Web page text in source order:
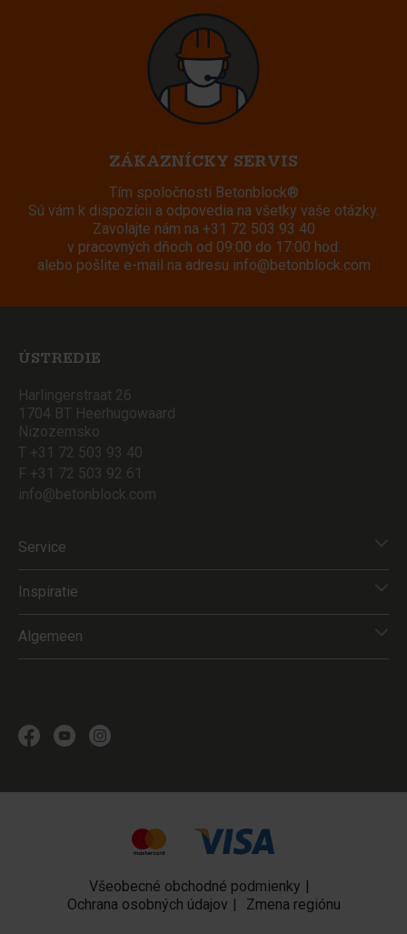
ZÁKAZNÍCKY SERVIS
Tím spoločnosti Betonblock®
Sú vám k dispozícii a odpovedia na všetky vaše otázky.
Zavolajte nám na +31 72 503 93 40
v pracovných dňoch od 09:00 do 17:00 hod.
alebo pošlite e-mail na adresu info@betonblock.com
ÚSTREDIE
Harlingerstraat 26
1704 BT Heerhugowaard
Nizozemsko
T +31 72 503 93 40
F +31 72 503 92 61
info@betonblock.com
Service
Inspiratie
Algemeen
Všeobecné obchodné podmienky
Ochrana osobných údajov
Zmena regiónu